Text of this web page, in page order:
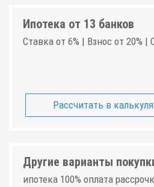
Ипотека от 13 банков
Ставка от 6% | Взнос от 20% |
Рассчитать в
Другие варианты
ипотека 100% оплата